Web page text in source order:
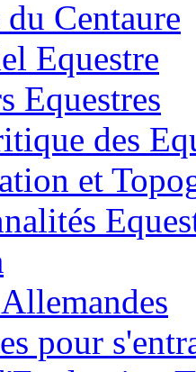
Centaure
Equestre
Equestres
des
et
pour